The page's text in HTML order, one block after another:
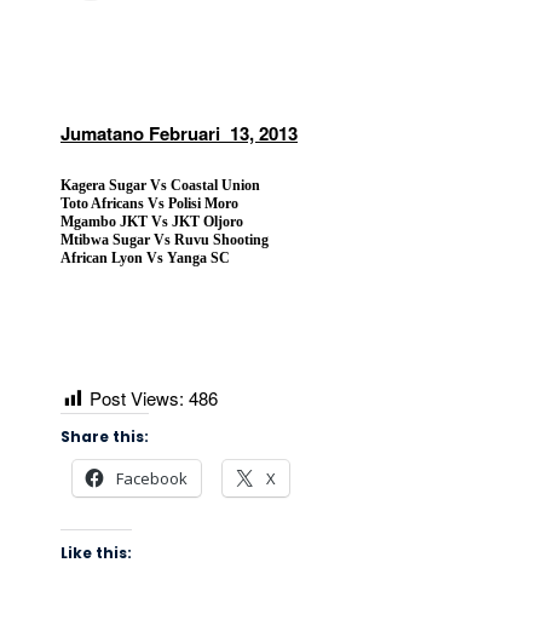
Jumatano Februari 13, 2013
Kagera Sugar Vs Coastal Union
Toto Africans Vs Polisi Moro
Mgambo JKT Vs JKT Oljoro
Mtibwa Sugar Vs Ruvu Shooting
African Lyon Vs Yanga SC
Post Views: 486
Share this:
Facebook X
Like this: